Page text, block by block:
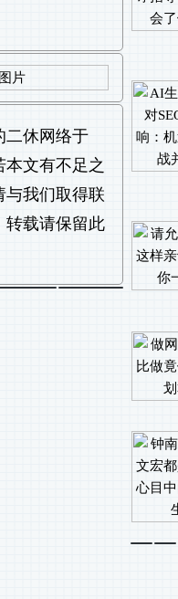
二休网络于
文有不足之
与我们取得联
转载请保留此